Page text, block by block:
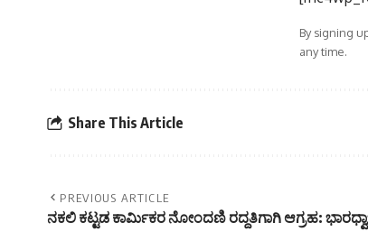
By signing
any time.
Share This Article
PREVIOUS ARTICLE
ನಕಲಿ ಕಟ್ಟಡ ಕಾರ್ಮಿಕರ ನೋಂದಣಿ ರದ್ದತಿಗಾಗಿ ಆಗ್ರಹ: